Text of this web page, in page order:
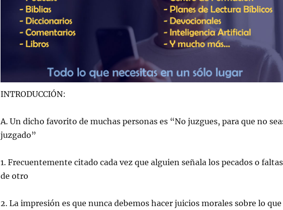
INTRODUCCIÓN:
A. Un dicho favorito de muchas personas es “No juzgues, para que no
juzgado”
1. Frecuentemente citado cada vez que alguien señala los pecados o faltas
de otro
2. La impresión es que nunca debemos hacer juicios morales sobre lo que